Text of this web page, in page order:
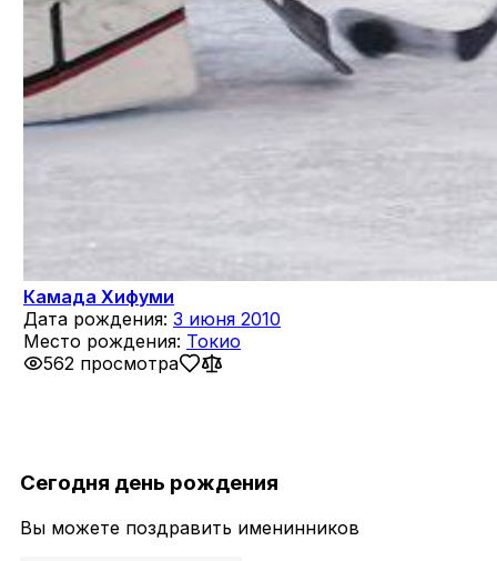
Камада Хифуми
Дата рождения: 3 июня 2010
Место рождения: Токио
562 просмотра
Сегодня день рождения
Вы можете поздравить именинников